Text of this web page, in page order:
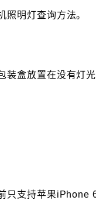
照明灯查询方法。
装盒放置在没有灯
支持苹果iPhone